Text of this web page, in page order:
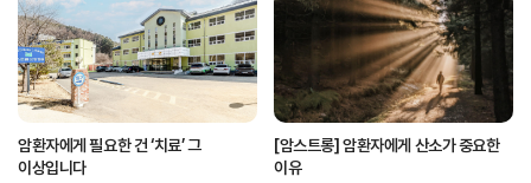
암환자에게 필요한 건 ‘치료’ 그
이상입니다
[암스트롱] 암환자에게 산소가 중요한
이유